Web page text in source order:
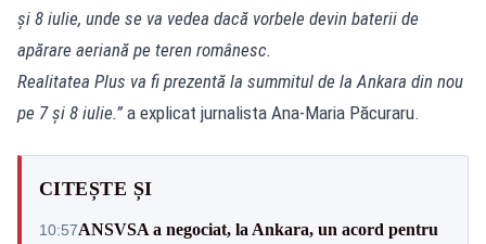
și 8 iulie, unde se va vedea dacă vorbele devin baterii de
apărare aeriană pe teren românesc.
Realitatea Plus va fi prezentă la summitul de la Ankara din nou
pe 7 și 8 iulie.”a explicat jurnalista Ana-Maria Păcuraru.
CITEȘTE ȘI
10:57ANSVSA a negociat, la Ankara, un acord pentru